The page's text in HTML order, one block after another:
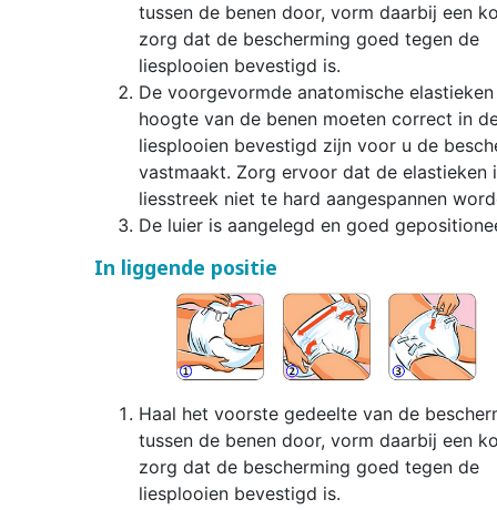
tussen de benen door, vorm daarbij een
zorg dat de bescherming goed tegen de
liesplooien bevestigd is.
De voorgevormde anatomische
hoogte van de benen moeten correct in
liesplooien bevestigd zijn voor u de
vastmaakt. Zorg ervoor dat de elastieken
liesstreek niet te hard aangespannen
De luier is aangelegd en goed
In liggende positie
Haal het voorste gedeelte van de
tussen de benen door, vorm daarbij een
zorg dat de bescherming goed tegen de
liesplooien bevestigd is.